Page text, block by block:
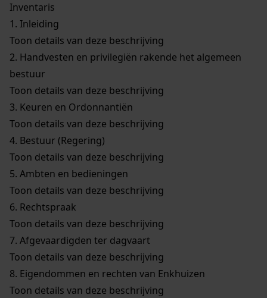
Inventaris
1. Inleiding
Toon details van deze beschrijving
2. Handvesten en privilegiën rakende het algemeen
bestuur
Toon details van deze beschrijving
3. Keuren en Ordonnantiën
Toon details van deze beschrijving
4. Bestuur (Regering)
Toon details van deze beschrijving
5. Ambten en bedieningen
Toon details van deze beschrijving
6. Rechtspraak
Toon details van deze beschrijving
7. Afgevaardigden ter dagvaart
Toon details van deze beschrijving
8. Eigendommen en rechten van Enkhuizen
Toon details van deze beschrijving